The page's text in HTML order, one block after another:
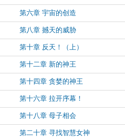
第六章 宇宙的创造
第八章 撼天的威胁
第十章 反天！（上）
第十二章 新的神王
第十四章 贪婪的神王
第十六章 拉开序幕！
第十八章 母子相会
第二十章 寻找智慧女神